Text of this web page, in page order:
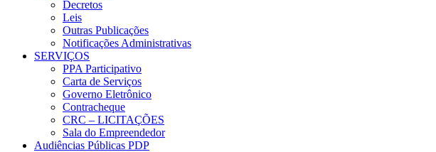
Decretos
Leis
Outras Publicações
Notificações Administrativas
SERVIÇOS
PPA Participativo
Carta de Serviços
Governo Eletrônico
Contracheque
CRC – LICITAÇÕES
Sala do Empreendedor
Audiências Públicas PDP